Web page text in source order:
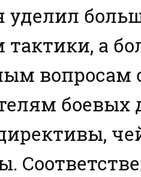
уделил
тактики, а
вопросам
боевых